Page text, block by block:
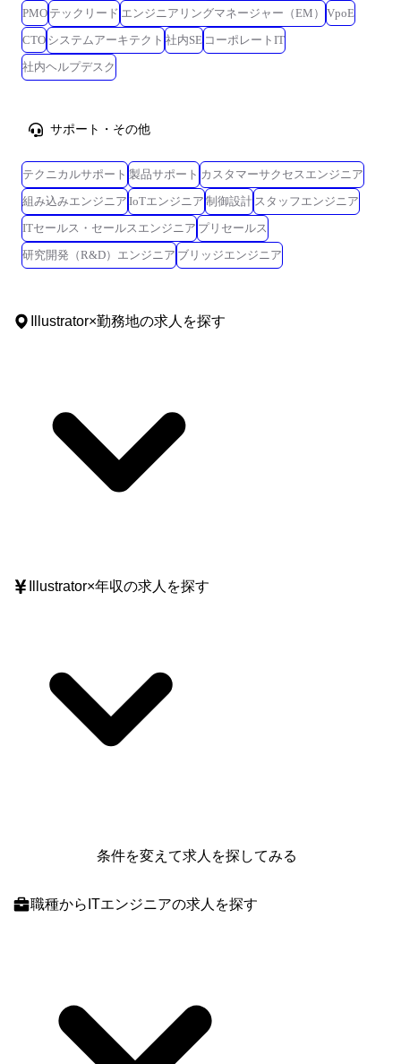
PMO テックリード エンジニアリングマネージャー（EM）
VpoE
CTO システムアーキテクト 社内SE コーポレートIT
社内ヘルプデスク
サポート・その他
テクニカルサポート 製品サポート カスタマーサクセスエンジニア
組み込みエンジニア IoTエンジニア 制御設計 スタッフエンジニア
ITセールス・セールスエンジニア プリセールス
研究開発（R&D）エンジニア ブリッジエンジニア
Illustrator×勤務地の求人を探す
Illustrator×年収の求人を探す
条件を変えて求人を探してみる
職種からITエンジニアの求人を探す